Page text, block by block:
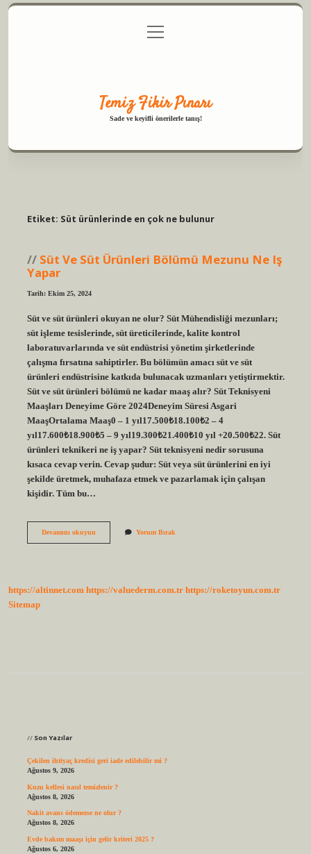
Gizlilik Politikası
menüyü
aç
Temiz Fikir Pınarı
Sade ve keyifli önerilerle tanış!
Etiket: Süt ürünlerinde en çok ne bulunur
Süt Ve Süt Ürünleri Bölümü Mezunu Ne Iş
Yapar
Tarih: Ekim 25, 2024
Süt ve süt ürünleri okuyan ne olur? Süt Mühendisliği mezunları;
süt işleme tesislerinde, süt üreticilerinde, kalite kontrol
laboratuvarlarında ve süt endüstrisi yönetim şirketlerinde
çalışma fırsatına sahiptirler. Bu bölümün amacı süt ve süt
ürünleri endüstrisine katkıda bulunacak uzmanları yetiştirmektir.
Süt ve süt ürünleri bölümü ne kadar maaş alır? Süt Teknisyeni
Maaşları Deneyime Göre 2024Deneyim Süresi Asgari
MaaşOrtalama Maaş0 – 1 yıl17.500₺18.100₺2 – 4
yıl17.600₺18.900₺5 – 9 yıl19.300₺21.400₺10 yıl +20.500₺22. Süt
ürünleri teknikeri ne iş yapar? Süt teknisyeni nedir sorusuna
kısaca cevap verin. Cevap şudur: Süt veya süt ürünlerini en iyi
şekilde üretmek, muhafaza etmek ve pazarlamak için çalışan
kişidir. Tüm bu…
Devamını okuyunSüt
Ne
Yorum Bırak
https://altinnet.com https://valuederm.com.tr https://roketoyun.com.tr
Sitemap
Son Yazılar
Çekilen ihtiyaç kredisi geri iade edilebilir mi ?
Ağustos 9, 2026
Kuzu kellesi nasıl temizlenir ?
Ağustos 8, 2026
Nakit avans ödemezse ne olur ?
Ağustos 8, 2026
Evde bakım maaşı için gelir kriteri 2025 ?
Ağustos 6, 2026